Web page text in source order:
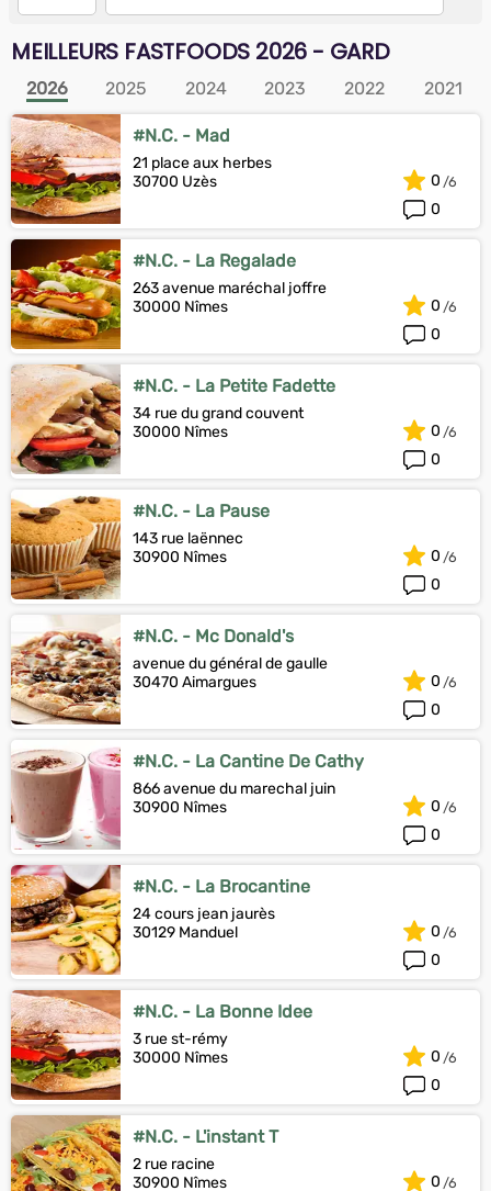
MEILLEURS FASTFOODS 2026 - GARD
2026 2025 2024 2023 2022 2021
#N.C. - Mad
21 place aux herbes
30700 Uzès
0
0
#N.C. - La Regalade
263 avenue maréchal joffre
30000 Nîmes
0
0
#N.C. - La Petite Fadette
34 rue du grand couvent
30000 Nîmes
0
0
#N.C. - La Pause
143 rue laënnec
30900 Nîmes
0
0
#N.C. - Mc Donald's
avenue du général de gaulle
30470 Aimargues
0
0
#N.C. - La Cantine De Cathy
866 avenue du marechal juin
30900 Nîmes
0
0
#N.C. - La Brocantine
24 cours jean jaurès
30129 Manduel
0
0
#N.C. - La Bonne Idee
3 rue st-rémy
30000 Nîmes
0
0
#N.C. - L'instant T
2 rue racine
30900 Nîmes
0